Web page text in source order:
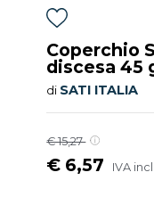
Coperchio
discesa 45
di SATI ITALIA
€ 15,27
€ 6,57 IVA incl.